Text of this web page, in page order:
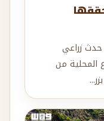
مهرجان المانجو في محافظة أملج حدث زراعي
المحلية من